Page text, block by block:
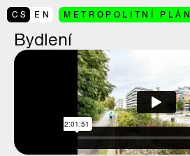
CS EN METROPOLITNÍ PLÁN
Bydlení